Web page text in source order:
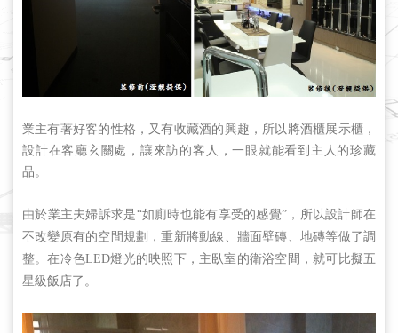
業主有著好客的性格，又有收藏酒的興趣，所以將酒櫃展示櫃，
設計在客廳玄關處，讓來訪的客人，一眼就能看到主人的珍藏
品。
由於業主夫婦訴求是“如廁時也能有享受的感覺” ，所以設計師在
不改變原有的空間規劃，重新將動線、牆面壁磚、地磚等做了調
整。在冷色LED燈光的映照下，主臥室的衛浴空間，就可比擬五
星級飯店了。